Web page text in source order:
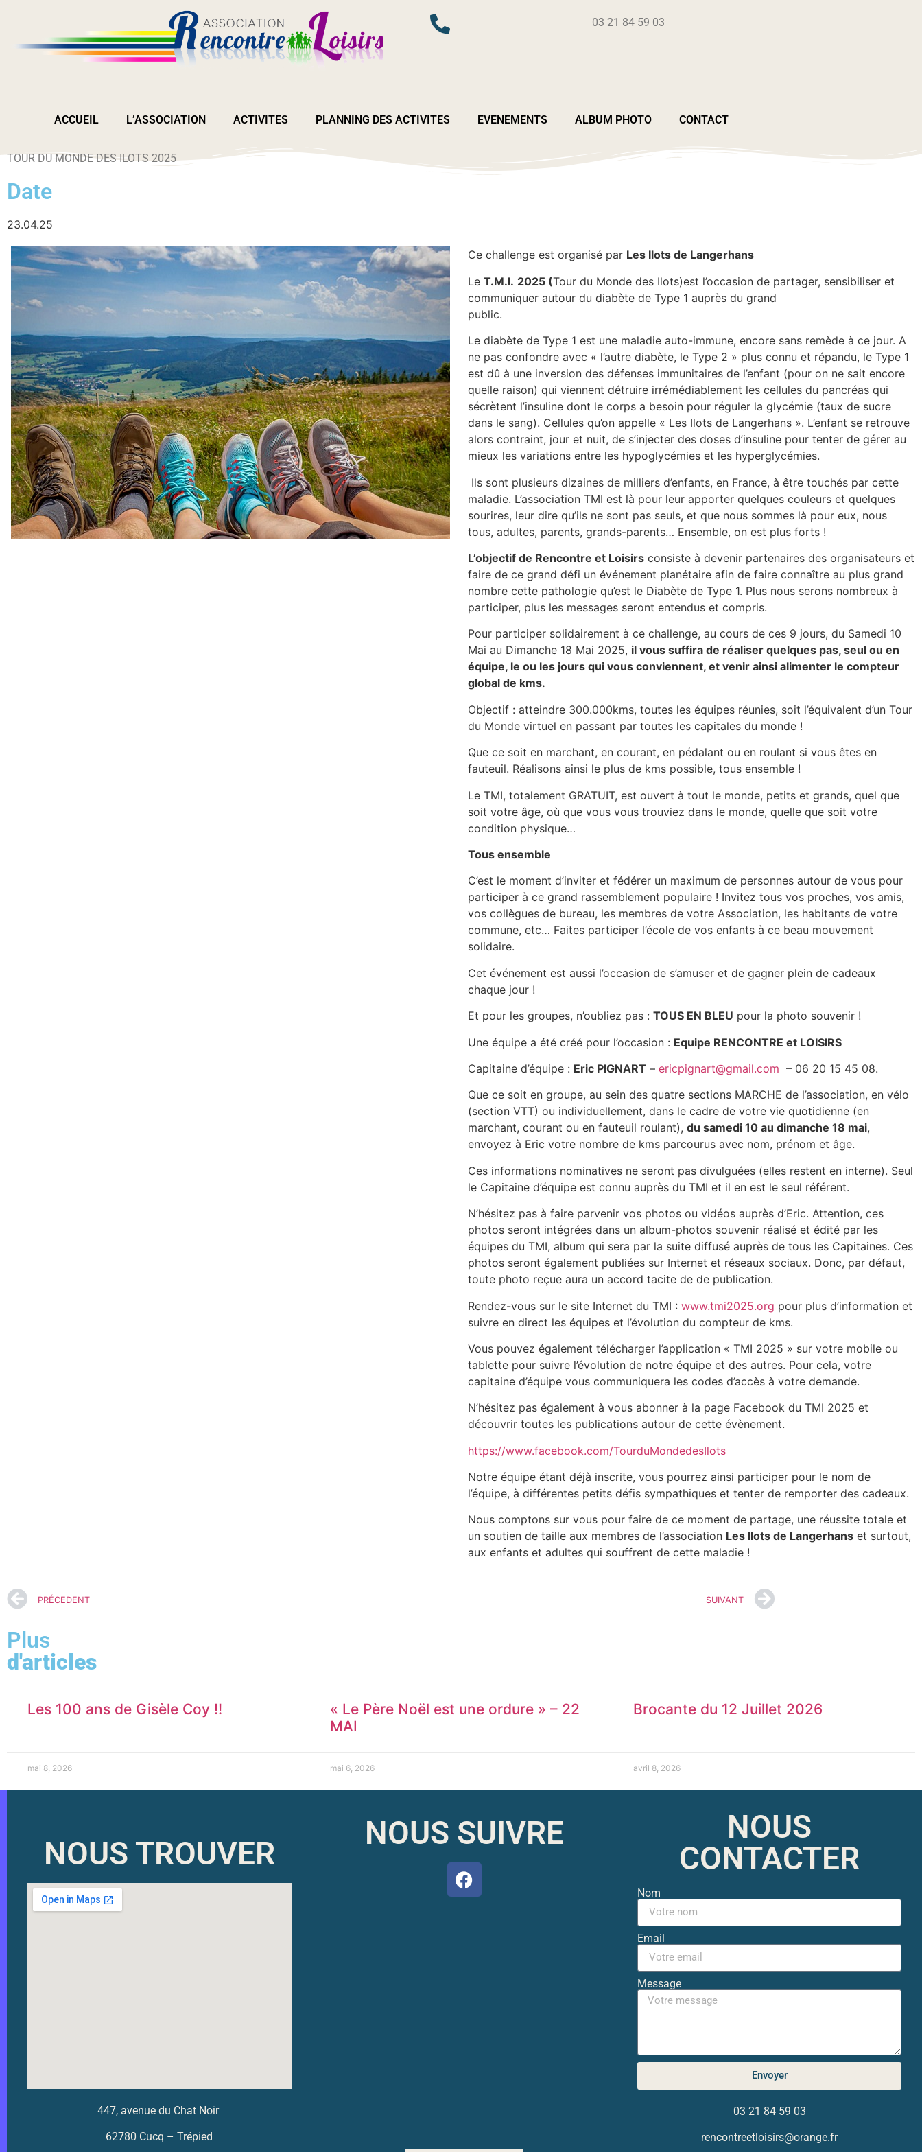
03 21 84 59 03
ACCUEIL L’ASSOCIATION ACTIVITES PLANNING DES ACTIVITES EVENEMENTS ALBUM PHOTO CONTACT
TOUR DU MONDE DES ILOTS 2025
Date
23.04.25
Ce challenge est organisé par Les Ilots de Langerhans
Le T.M.I. 2025 (Tour du Monde des Ilots)est l’occasion de partager, sensibiliser et
communiquer autour du diabète de Type 1 auprès du grand
public.
Le diabète de Type 1 est une maladie auto-immune, encore sans remède à ce jour. A
ne pas confondre avec « l’autre diabète, le Type 2 » plus connu et répandu, le Type 1
est dû à une inversion des défenses immunitaires de l’enfant (pour on ne sait encore
quelle raison) qui viennent détruire irrémédiablement les cellules du pancréas qui
sécrètent l’insuline dont le corps a besoin pour réguler la glycémie (taux de sucre
dans le sang). Cellules qu’on appelle « Les Ilots de Langerhans ». L’enfant se retrouve
alors contraint, jour et nuit, de s’injecter des doses d’insuline pour tenter de gérer au
mieux les variations entre les hypoglycémies et les hyperglycémies.
Ils sont plusieurs dizaines de milliers d’enfants, en France, à être touchés par cette
maladie. L’association TMI est là pour leur apporter quelques couleurs et quelques
sourires, leur dire qu’ils ne sont pas seuls, et que nous sommes là pour eux, nous
tous, adultes, parents, grands-parents… Ensemble, on est plus forts !
L’objectif de Rencontre et Loisirs consiste à devenir partenaires des organisateurs et
faire de ce grand défi un événement planétaire afin de faire connaître au plus grand
nombre cette pathologie qu’est le Diabète de Type 1. Plus nous serons nombreux à
participer, plus les messages seront entendus et compris.
Pour participer solidairement à ce challenge, au cours de ces 9 jours, du Samedi 10
Mai au Dimanche 18 Mai 2025, il vous suffira de réaliser quelques pas, seul ou en
équipe, le ou les jours qui vous conviennent, et venir ainsi alimenter le compteur
global de kms.
Objectif : atteindre 300.000kms, toutes les équipes réunies, soit l’équivalent d’un Tour
du Monde virtuel en passant par toutes les capitales du monde !
Que ce soit en marchant, en courant, en pédalant ou en roulant si vous êtes en
fauteuil. Réalisons ainsi le plus de kms possible, tous ensemble !
Le TMI, totalement GRATUIT, est ouvert à tout le monde, petits et grands, quel que
soit votre âge, où que vous vous trouviez dans le monde, quelle que soit votre
condition physique…
Tous ensemble
C’est le moment d’inviter et fédérer un maximum de personnes autour de vous pour
participer à ce grand rassemblement populaire ! Invitez tous vos proches, vos amis,
vos collègues de bureau, les membres de votre Association, les habitants de votre
commune, etc… Faites participer l’école de vos enfants à ce beau mouvement
solidaire.
Cet événement est aussi l’occasion de s’amuser et de gagner plein de cadeaux
chaque jour !
Et pour les groupes, n’oubliez pas : TOUS EN BLEU pour la photo souvenir !
Une équipe a été créé pour l’occasion : Equipe RENCONTRE et LOISIRS
Capitaine d’équipe : Eric PIGNART – ericpignart@gmail.com – 06 20 15 45 08.
Que ce soit en groupe, au sein des quatre sections MARCHE de l’association, en vélo
(section VTT) ou individuellement, dans le cadre de votre vie quotidienne (en
marchant, courant ou en fauteuil roulant), du samedi 10 au dimanche 18 mai,
envoyez à Eric votre nombre de kms parcourus avec nom, prénom et âge.
Ces informations nominatives ne seront pas divulguées (elles restent en interne). Seul
le Capitaine d’équipe est connu auprès du TMI et il en est le seul référent.
N’hésitez pas à faire parvenir vos photos ou vidéos auprès d’Eric. Attention, ces
photos seront intégrées dans un album-photos souvenir réalisé et édité par les
équipes du TMI, album qui sera par la suite diffusé auprès de tous les Capitaines. Ces
photos seront également publiées sur Internet et réseaux sociaux. Donc, par défaut,
toute photo reçue aura un accord tacite de de publication.
Rendez-vous sur le site Internet du TMI : www.tmi2025.org pour plus d’information et
suivre en direct les équipes et l’évolution du compteur de kms.
Vous pouvez également télécharger l’application « TMI 2025 » sur votre mobile ou
tablette pour suivre l’évolution de notre équipe et des autres. Pour cela, votre
capitaine d’équipe vous communiquera les codes d’accès à votre demande.
N’hésitez pas également à vous abonner à la page Facebook du TMI 2025 et
découvrir toutes les publications autour de cette évènement.
https://www.facebook.com/TourduMondedesIlots
Notre équipe étant déjà inscrite, vous pourrez ainsi participer pour le nom de
l’équipe, à différentes petits défis sympathiques et tenter de remporter des cadeaux.
Nous comptons sur vous pour faire de ce moment de partage, une réussite totale et
un soutien de taille aux membres de l’association Les Ilots de Langerhans et surtout,
aux enfants et adultes qui souffrent de cette maladie !
PRÉCEDENT SUIVANT
Plus
d'articles
Les 100 ans de Gisèle Coy !!
mai 8, 2026
« Le Père Noël est une ordure » – 22
MAI
mai 6, 2026
Brocante du 12 Juillet 2026
avril 8, 2026
NOUS TROUVER
447, avenue du Chat Noir
62780 Cucq – Trépied
NOUS SUIVRE
NOUS
CONTACTER
Nom
Email
Message
Envoyer
03 21 84 59 03
rencontreetloisirs@orange.fr